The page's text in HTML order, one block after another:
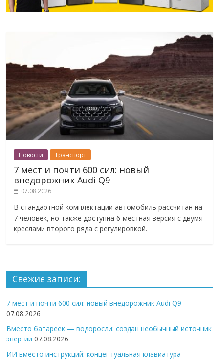
Новости Транспорт
7 мест и почти 600 сил: новый
внедорожник Audi Q9
07.08.2026
В стандартной комплектации автомобиль рассчитан на
7 человек, но также доступна 6-местная версия с двумя
креслами второго ряда с регулировкой.
Свежие записи:
7 мест и почти 600 сил: новый внедорожник Audi Q9
07.08.2026
Вместо батареек — водоросли: создан необычный источник
энергии 07.08.2026
ИИ вместо инструкций: концептуальная клавиатура